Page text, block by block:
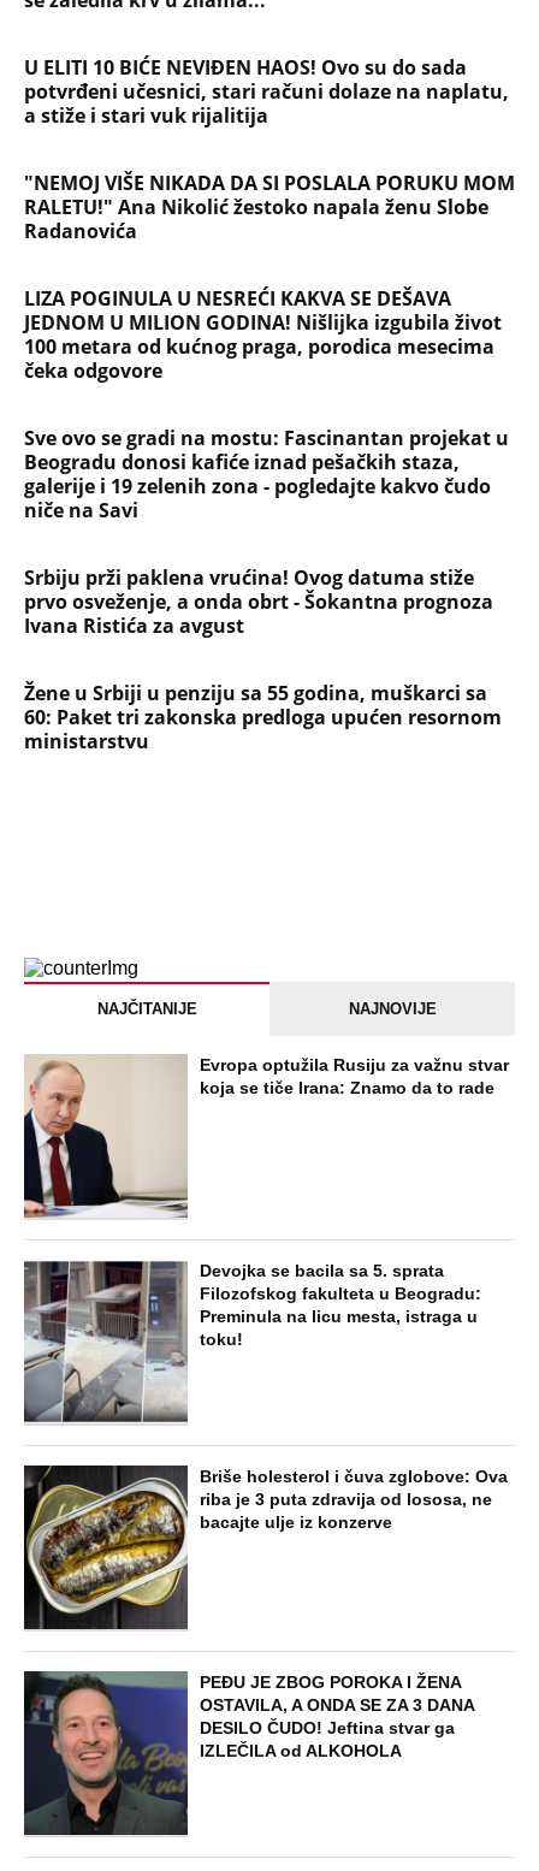
U ELITI 10 BIĆE NEVIĐEN HAOS! Ovo su do sada
potvrđeni učesnici, stari računi dolaze na naplatu,
a stiže i stari vuk rijalitija
"NEMOJ VIŠE NIKADA DA SI POSLALA PORUKU MOM
RALETU!" Ana Nikolić žestoko napala ženu Slobe
Radanovića
LIZA POGINULA U NESREĆI KAKVA SE DEŠAVA
JEDNOM U MILION GODINA! Nišlijka izgubila život
100 metara od kućnog praga, porodica mesecima
čeka odgovore
Sve ovo se gradi na mostu: Fascinantan projekat u
Beogradu donosi kafiće iznad pešačkih staza,
galerije i 19 zelenih zona - pogledajte kakvo čudo
niče na Savi
Srbiju prži paklena vrućina! Ovog datuma stiže
prvo osveženje, a onda obrt - Šokantna prognoza
Ivana Ristića za avgust
Žene u Srbiji u penziju sa 55 godina, muškarci sa
60: Paket tri zakonska predloga upućen resornom
ministarstvu
NAJČITANIJE NAJNOVIJE
Evropa optužila Rusiju za važnu stvar
koja se tiče Irana: Znamo da to rade
Devojka se bacila sa 5. sprata
Filozofskog fakulteta u Beogradu:
Preminula na licu mesta, istraga u
toku!
Briše holesterol i čuva zglobove: Ova
riba je 3 puta zdravija od lososa, ne
bacajte ulje iz konzerve
PEĐU JE ZBOG POROKA I ŽENA
OSTAVILA, A ONDA SE ZA 3 DANA
DESILO ČUDO! Jeftina stvar ga
IZLEČILA od ALKOHOLA